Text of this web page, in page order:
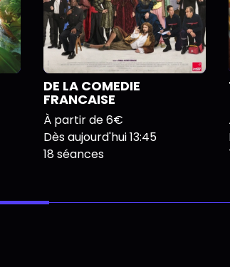
DE LA COMEDIE
FRANCAISE
À partir de 6€
Dès aujourd'hui 13:45
18 séances